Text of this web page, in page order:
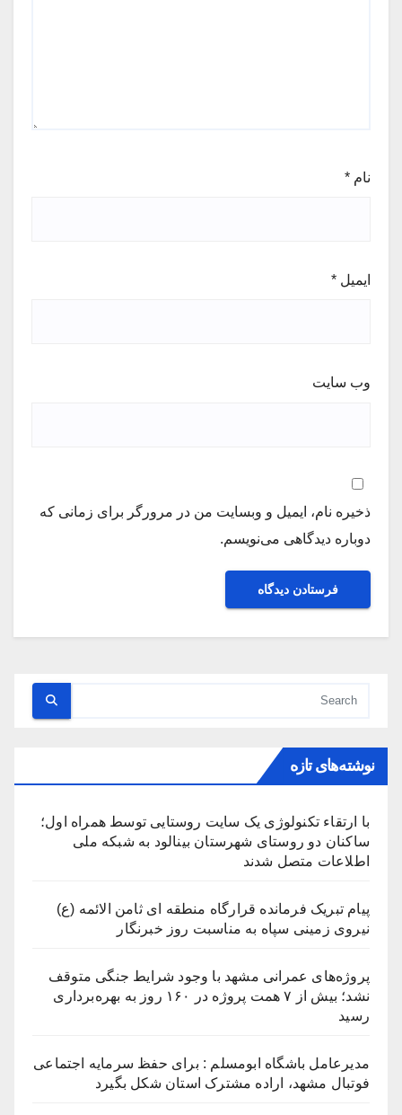
نام *
ایمیل *
وب‌ سایت
ذخیره نام، ایمیل و وبسایت من در مرورگر برای زمانی که
دوباره دیدگاهی می‌نویسم.
نوشته‌های تازه
با ارتقاء تکنولوژی یک سایت روستایی توسط همراه اول؛
ساکنان دو روستای شهرستان بینالود به شبکه ملی
اطلاعات متصل شدند
پیام تبریک فرمانده قرارگاه منطقه ای ثامن الائمه (ع)
نیروی زمینی سپاه به مناسبت روز خبرنگار
پروژه‌های عمرانی مشهد با وجود شرایط جنگی متوقف
نشد؛ بیش از ۷ همت پروژه در ۱۶۰ روز به بهره‌برداری
رسید
مدیرعامل باشگاه ابومسلم : برای حفظ سرمایه اجتماعی
فوتبال مشهد، اراده مشترک استان شکل بگیرد